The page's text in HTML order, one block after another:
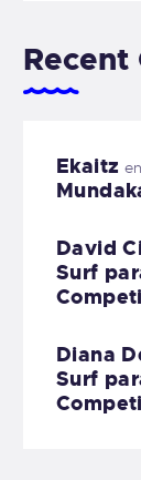
Recent
Ekaitz en
David
Surf
Diana
Surf